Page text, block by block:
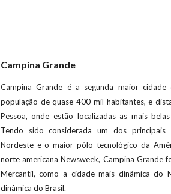
Campina Grande
Campina Grande é a segunda maior
população de quase 400 mil habitantes, e
Pessoa, onde estão localizadas as mais
Tendo sido considerada um dos principais
Nordeste e o maior pólo tecnológico da
norte americana Newsweek, Campina Grande
Mercantil, como a cidade mais dinâmica do
dinâmica do Brasil.